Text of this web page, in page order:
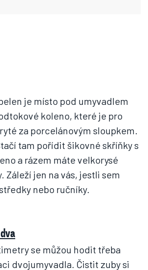
je místo pod umyvadlem
koleno, které je pro
za porcelánovým sloupkem.
tam pořídit šikovné skříňky s
a rázem máte velkorysé
Záleží jen na vás, jestli sem
nebo ručníky.
se můžou hodit třeba
dvojumyvadla. Čistit zuby si